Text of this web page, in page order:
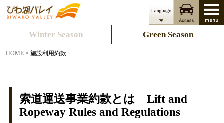
Winter Season Green Season
HOME > 施設利用約款
索道運送事業約款とは Lift and
Ropeway Rules and Regulations